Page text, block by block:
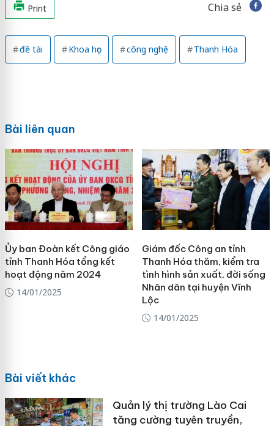
Print Chia sẻ
đề tài Khoa học công nghệ Thanh Hóa
Bài liên quan
Ủy ban Đoàn kết Công giáo
tỉnh Thanh Hóa tổng kết
hoạt động năm 2024
14/01/2025
Giám đốc Công an tỉnh
Thanh Hóa thăm, kiểm tra
tình hình sản xuất, đời sống
Nhân dân tại huyện Vĩnh
Lộc
14/01/2025
Bài viết khác
Quản lý thị trường Lào Cai
tăng cường tuyên truyền,